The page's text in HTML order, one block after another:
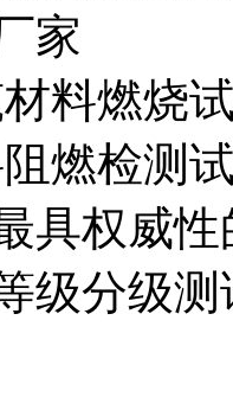
家
料燃烧
燃检测
具权威
级分级